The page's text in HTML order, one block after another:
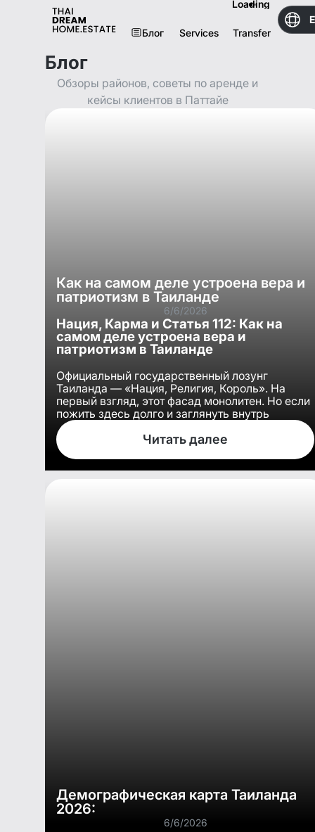
Loading
Блог Services Transfer
Блог
Обзоры районов, советы по аренде и
кейсы клиентов в Паттайе
Как на самом деле устроена вера и
патриотизм в Таиланде
6/6/2026
Нация, Карма и Статья 112: Как на
самом деле устроена вера и
патриотизм в Таиланде
Официальный государственный лозунг
Таиланда — «Нация, Религия, Король». На
первый взгляд, этот фасад монолитен. Но если
пожить здесь долго и заглянуть внутрь
тайского общества в 2026 году, станет ясно:
государственные скрепы и религиозные
догмы сейчас проходят через мощнейшую
трансформацию и проверку на прочность.
Читать далее
Демографическая карта Таиланда
2026:
6/6/2026